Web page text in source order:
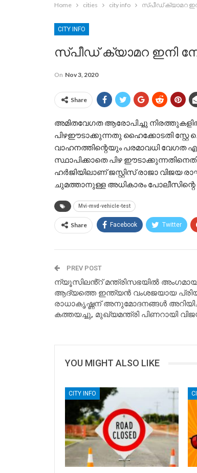
Home cities city info സ്പീഡ് ക്യാമറ
CITY INFO
സ്പീഡ് ക്യാമറ ഇനി
On Nov 3, 2020
Share
അമിതവേഗത ആരോപിച്ചു നിരത്തുകളിൽ
പിഴഈടാക്കുന്നതു ഹൈക്കോടതി സ്റ്റേ
വാഹനത്തിന്റെയും പരമാവധി
സ്ഥാപിക്കാതെ പിഴ
ഹർജിയിലാണ് ജസ്റ്റിസ് രാജാ വിജയ
ചുമത്താനുള്ള അധികാരം
Mvi-mvd-vehicle-test
Share Facebook Twitter
PREV POST
ന്യൂസിലൻ്റ് മന്ത്രിസഭയിൽ
ആദ്യത്തെ ഇന്ത്യൻ വംശജയായ
രാധാകൃഷ്ണന് അനുമോദനങ്ങൾ
കത്തയച്ചു, മുഖ്യമന്ത്രി പിണറായി
YOU MIGHT ALSO LIKE
CITY INFO